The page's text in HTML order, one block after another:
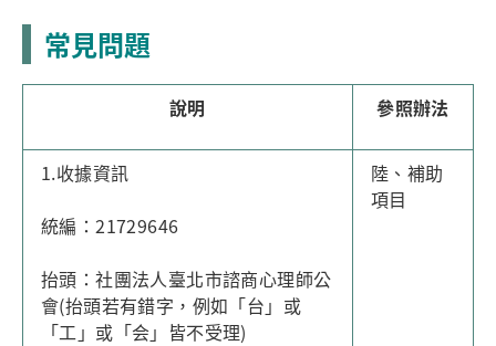
常見問題
說明 參照辦法
1.收據資訊
統編：21729646
抬頭：社團法人臺北市諮商心理師公
會(抬頭若有錯字，例如「台」或
「工」或「会」皆不受理)
陸、補助
項目